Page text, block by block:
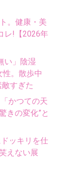
。健康・美
レ!【2026年
い」陰湿
性。散歩中
すぎた
かつての天
きの変化”と
ッキリを仕
えない展